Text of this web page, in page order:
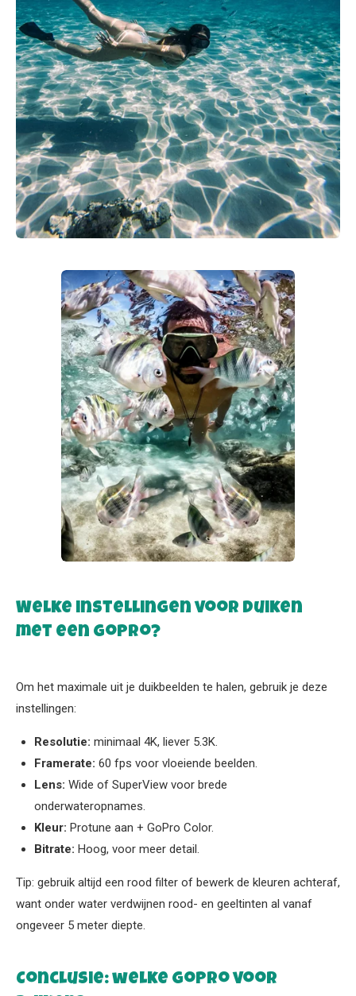
Welke instellingen voor duiken
met een GoPro?
Om het maximale uit je duikbeelden te halen, gebruik je deze
instellingen:
Resolutie: minimaal 4K, liever 5.3K.
Framerate: 60 fps voor vloeiende beelden.
Lens: Wide of SuperView voor brede
onderwateropnames.
Kleur: Protune aan + GoPro Color.
Bitrate: Hoog, voor meer detail.
Tip: gebruik altijd een rood filter of bewerk de kleuren achteraf,
want onder water verdwijnen rood- en geeltinten al vanaf
ongeveer 5 meter diepte.
Conclusie: welke GoPro voor